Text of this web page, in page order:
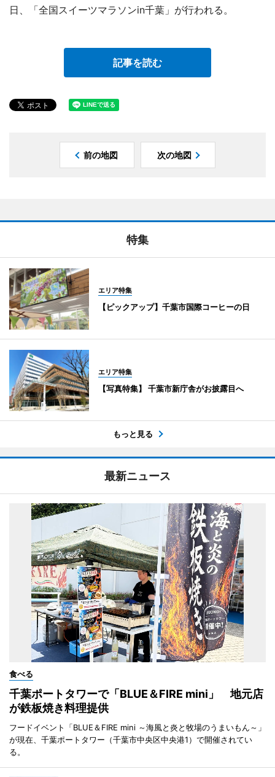
日、「全国スイーツマラソンin千葉」が行われる。
記事を読む
前の地図 次の地図
特集
エリア特集
【ピックアップ】千葉市国際コーヒーの日
エリア特集
【写真特集】 千葉市新庁舎がお披露目へ
もっと見る
最新ニュース
食べる
千葉ポートタワーで「BLUE＆FIRE mini」 地元店
が鉄板焼き料理提供
フードイベント「BLUE＆FIRE mini ～海風と炎と牧場のうまいもん～」
が現在、千葉ポートタワー（千葉市中央区中央港1）で開催されてい
る。